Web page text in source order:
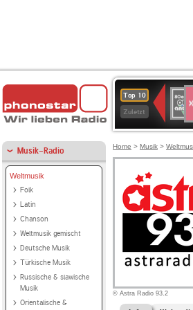
Top 10
Zuletzt
80er
90er
Musik-Radio
Weltmusik
Folk
Latin
Chanson
Weltmusik gemischt
Deutsche Musik
Türkische Musik
Russische & slawische
Musik
Orientalische &
Home > Musik >
© Astra Radio 93.2